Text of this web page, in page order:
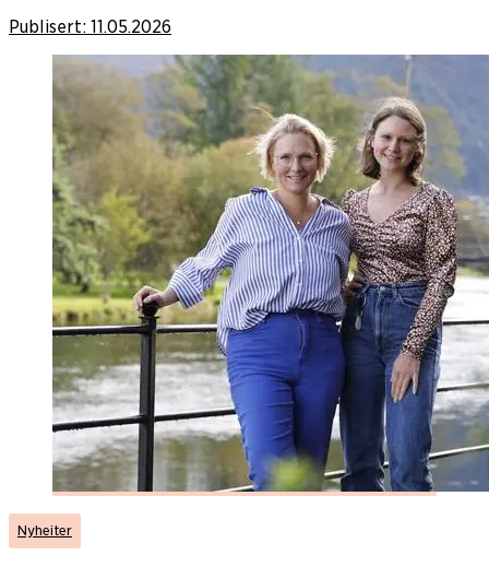
Publisert: 11.05.2026
Nyheiter